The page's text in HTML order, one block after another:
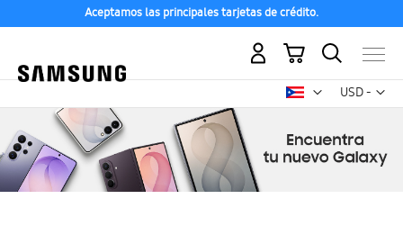
Aceptamos las principales tarjetas de crédito.
USD -
dólar
Mi carrito